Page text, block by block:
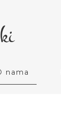
nama